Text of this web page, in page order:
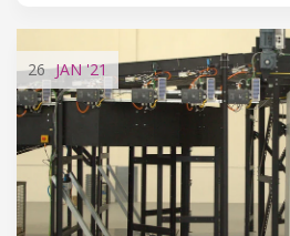
26 JAN'21